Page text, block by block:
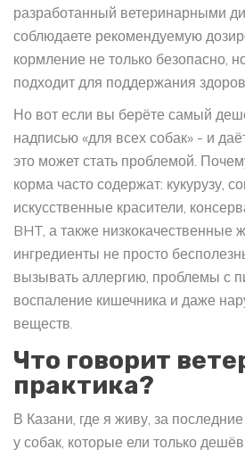
разработанный ветеринарными
соблюдаете рекомендуемую
кормление не только безопасно,
подходит для поддержания
Но вот если вы берёте самый
надписью «для всех собак» - и
это может стать проблемой.
корма часто содержат: кукурузу,
искусственные красители,
BHT, а также низкокачественные
ингредиенты не просто
вызывать аллергию, проблемы с
воспаление кишечника и даже
веществ.
Что говорит
практика?
В Казани, где я живу, за
у собак, которые ели только